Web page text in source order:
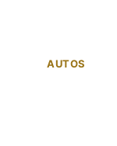
AUTOS